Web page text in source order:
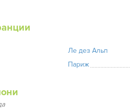
Ле дез Альп
Париж